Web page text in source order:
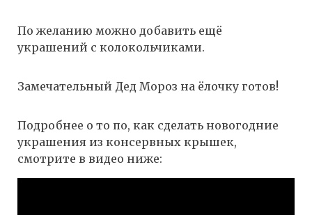
По желанию можно добавить ещё
украшений с колокольчиками.
Замечательный Дед Мороз на ёлочку готов!
Подробнее о то по, как сделать новогодние
украшения из консервных крышек,
смотрите в видео ниже: